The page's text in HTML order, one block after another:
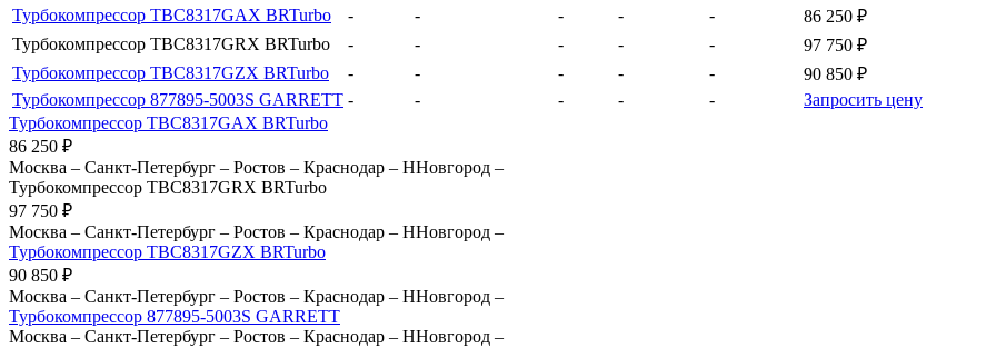
Турбокомпрессор TBC8317GAX BRTurbo
- - - - - 86 250 ₽
Турбокомпрессор TBC8317GRX BRTurbo
- - - - - 97 750 ₽
Турбокомпрессор TBC8317GZX BRTurbo
- - - - - 90 850 ₽
Турбокомпрессор 877895-5003S GARRETT - - - - -
Запросить цену
Турбокомпрессор TBC8317GAX BRTurbo
86 250 ₽
Москва – Санкт-Петербург – Ростов – Краснодар – ННовгород –
Турбокомпрессор TBC8317GRX BRTurbo
97 750 ₽
Москва – Санкт-Петербург – Ростов – Краснодар – ННовгород –
Турбокомпрессор TBC8317GZX BRTurbo
90 850 ₽
Москва – Санкт-Петербург – Ростов – Краснодар – ННовгород –
Турбокомпрессор 877895-5003S GARRETT
Москва – Санкт-Петербург – Ростов – Краснодар – ННовгород –